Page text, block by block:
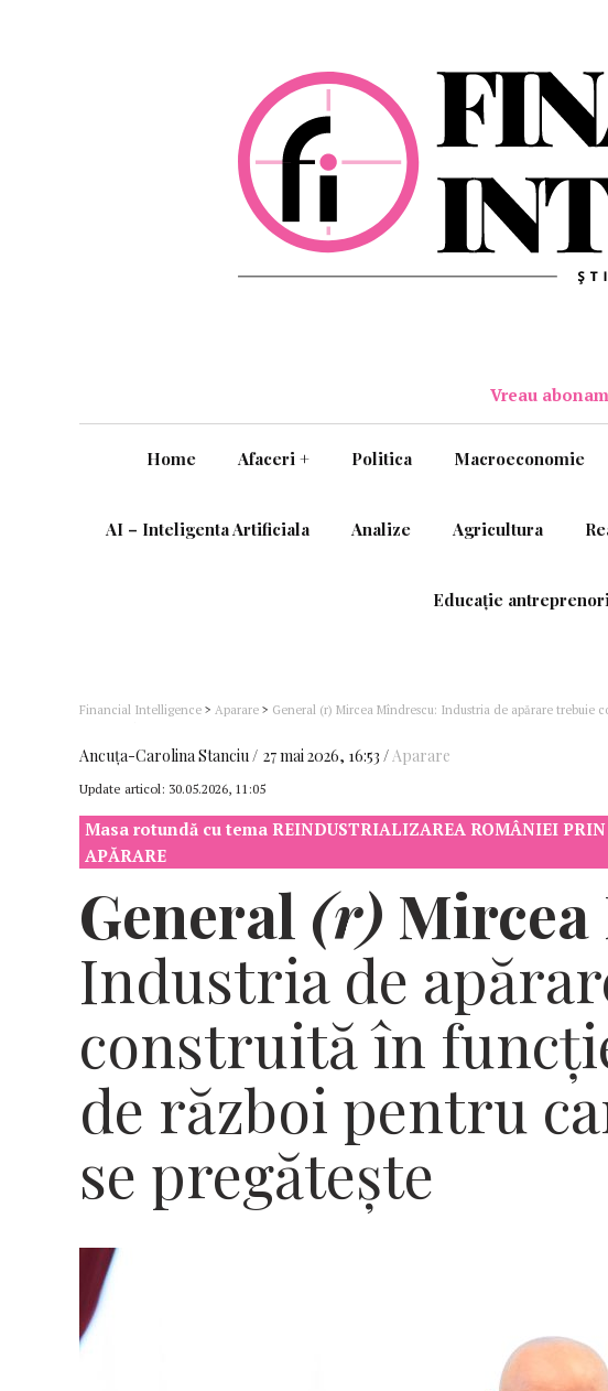
Vreau
Home Afaceri + Politica Macroeconomie
AI – Inteligenta Artificiala Analize Agricultura
Educație
Financial Intelligence > Aparare > General (r) Mircea Mîndrescu: Industria de apărare trebuie
Ancuţa-Carolina Stanciu 27 mai 2026, 16:53 Aparare
Update articol: 30.05.2026, 11:05
Masa rotundă cu tema REINDUSTRIALIZAREA ROMÂNIEI
APĂRARE
General (r) Mircea
Industria de
construită în
de război pentru
se pregătește